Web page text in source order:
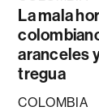
La mala
aranceles
tregua
COLOMBIA